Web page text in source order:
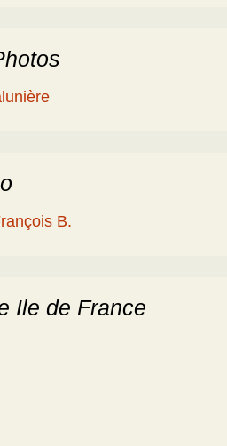
B.
Ile de France